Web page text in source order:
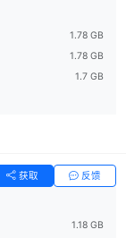
1.78 GB
1.78 GB
1.7 GB
获取 反馈
1.18 GB